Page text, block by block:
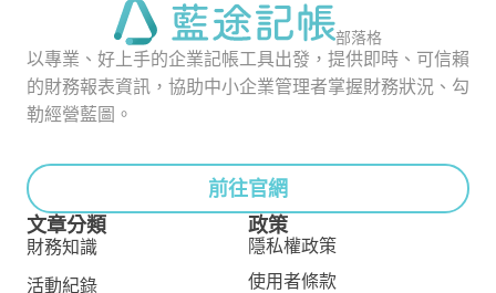
部落格
以專業、好上手的企業記帳工具出發，提供即時、可信賴
的財務報表資訊，協助中小企業管理者掌握財務狀況、勾
勒經營藍圖。
前往官網
文章分類
財務知識
活動紀錄
政策
隱私權政策
使用者條款